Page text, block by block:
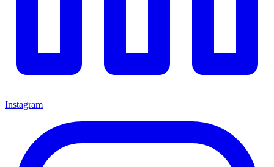
Instagram